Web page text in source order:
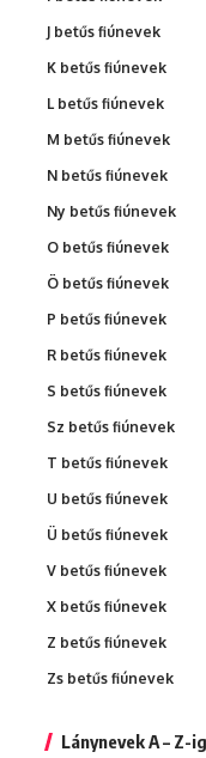
J betűs fiúnevek
K betűs fiúnevek
L betűs fiúnevek
M betűs fiúnevek
N betűs fiúnevek
Ny betűs fiúnevek
O betűs fiúnevek
Ö betűs fiúnevek
P betűs fiúnevek
R betűs fiúnevek
S betűs fiúnevek
Sz betűs fiúnevek
T betűs fiúnevek
U betűs fiúnevek
Ü betűs fiúnevek
V betűs fiúnevek
X betűs fiúnevek
Z betűs fiúnevek
Zs betűs fiúnevek
Lánynevek A – Z-ig